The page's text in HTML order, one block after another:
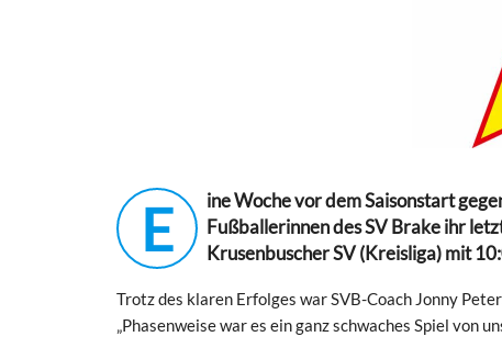
E
ine Woche vor dem Saisonstart
Fußballerinnen des SV Brake ihr
Krusenbuscher SV (Kreisliga) mit
Trotz des klaren Erfolges war SVB-Coach Jonny
„Phasenweise war es ein ganz schwaches Spiel von